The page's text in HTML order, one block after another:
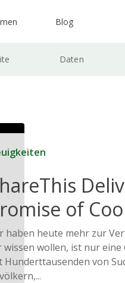
Blog
Daten
of
haben heute mehr zur
wissen wollen, ist nur
Hunderttausenden von